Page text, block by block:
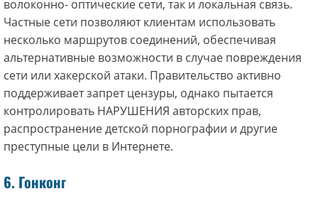
волоконно- оптические сети, так и локальная связь.
Частные сети позволяют клиентам использовать
несколько маршрутов соединений, обеспечивая
альтернативные возможности в случае повреждения
сети или хакерской атаки. Правительство активно
поддерживает запрет цензуры, однако пытается
контролировать НАРУШЕНИЯ авторских прав,
распространение детской порнографии и другие
преступные цели в Интернете.
6. Гонконг